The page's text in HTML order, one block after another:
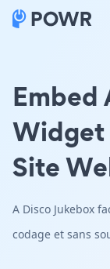
Embed
Widget
Site
A Disco Jukebox
codage et sans